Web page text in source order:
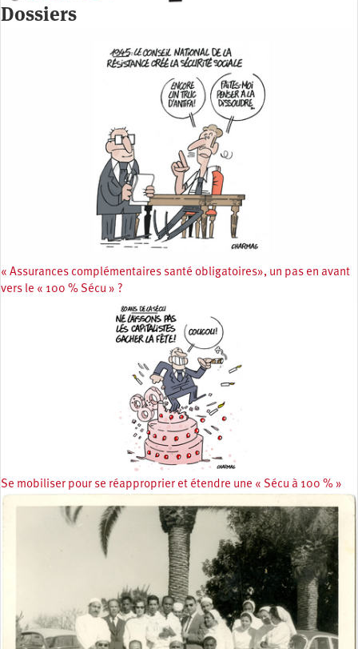
Dossiers
« Assurances complémentaires santé obligatoires», un pas en avant
vers le « 100 % Sécu » ?
Se mobiliser pour se réapproprier et étendre une « Sécu à 100 % »